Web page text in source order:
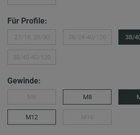
Für Profile:
38/
Gewinde:
M8
M12